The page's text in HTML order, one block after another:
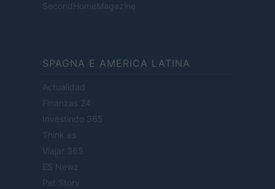
SecondHomeMagazine
SPAGNA E AMERICA LATINA
Actualidad
Finanzas 24
Investindo 365
Think.es
Viajar 365
ES Newz
Pet Story